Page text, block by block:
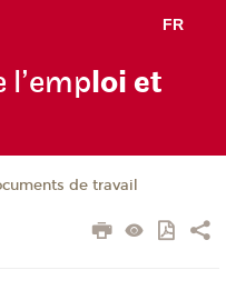
FR
l’emploi et
de travail